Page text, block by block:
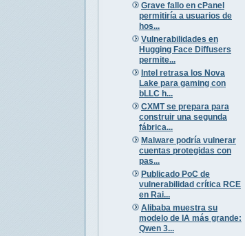
Grave fallo en cPanel
permitiría a usuarios de
hos...
Vulnerabilidades en
Hugging Face Diffusers
permite...
Intel retrasa los Nova
Lake para gaming con
bLLC h...
CXMT se prepara para
construir una segunda
fábrica...
Malware podría vulnerar
cuentas protegidas con
pas...
Publicado PoC de
vulnerabilidad crítica RCE
en Rai...
Alibaba muestra su
modelo de IA más grande:
Qwen 3...